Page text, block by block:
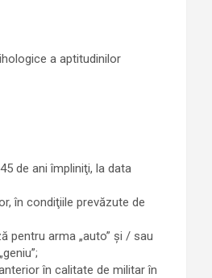
a aptitudinilor
de ani împliniţi, la data
în condiţiile prevăzute de
pentru arma „auto” şi / sau
în calitate de militar în